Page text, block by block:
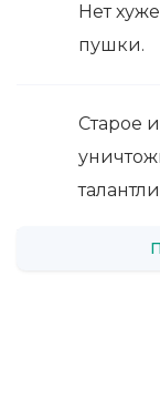
Нет
пушки.
Старое